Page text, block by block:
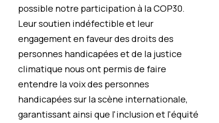
possible notre participation à la COP30.
Leur soutien indéfectible et leur
engagement en faveur des droits des
personnes handicapées et de la justice
climatique nous ont permis de faire
entendre la voix des personnes
handicapées sur la scène internationale,
garantissant ainsi que l'inclusion et l'équité